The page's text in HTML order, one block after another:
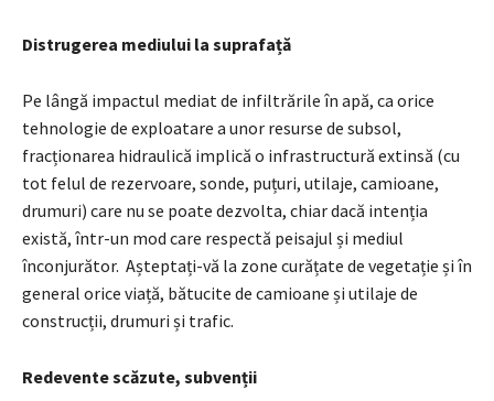
Distrugerea mediului la suprafață
Pe lângă impactul mediat de infiltrările în apă, ca orice
tehnologie de exploatare a unor resurse de subsol,
fracționarea hidraulică implică o infrastructură extinsă (cu
tot felul de rezervoare, sonde, puțuri, utilaje, camioane,
drumuri) care nu se poate dezvolta, chiar dacă intenția
există, într-un mod care respectă peisajul și mediul
înconjurător. Așteptați-vă la zone curățate de vegetație și în
general orice viață, bătucite de camioane și utilaje de
construcții, drumuri și trafic.
Redevente scăzute, subvenții